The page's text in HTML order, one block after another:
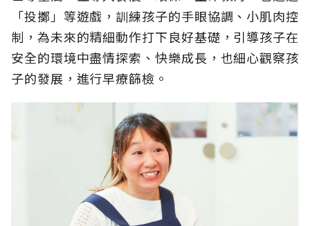
「投擲」等遊戲，訓練孩子的手眼協調、小肌肉控
制，為未來的精細動作打下良好基礎，引導孩子在
安全的環境中盡情探索、快樂成長，也細心觀察孩
子的發展，進行早療篩檢。